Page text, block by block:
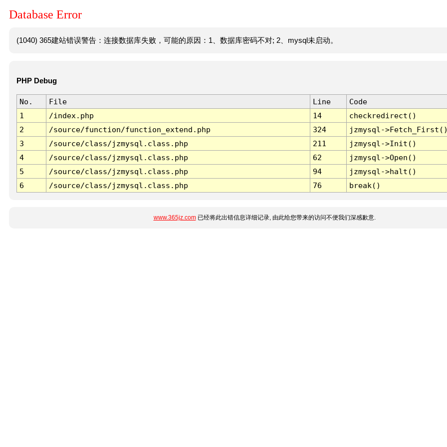
Database Error
(1040) 365建站错误警告：连接数据库失败，可能的原因：1、数据库密码不对; 2、mysql未启动。
PHP Debug
No. File Line
Code
1
/index.php 14
checkredirect()
2
/source/function/function_extend.php 324
jzmysql-
3
/source/class/jzmysql.class.php 211
jzmysql->Init()
4
/source/class/jzmysql.class.php 62
jzmysql->Open()
5
/source/class/jzmysql.class.php 94
jzmysql->halt()
6
/source/class/jzmysql.class.php 76 break()
www.365jz.com已经将此出错信息详细记录, 由此给您带来的访问不便我们深感歉意.